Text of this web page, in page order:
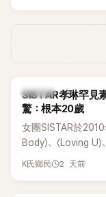
K-POP
SISTAR孝琳罕見
驚：根本20歲
女團SISTAR於
Body〉、〈Loving U
獲封「夏日女王」
K氏鄉民 2 天前